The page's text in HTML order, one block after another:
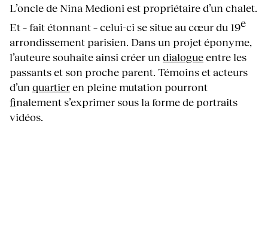
L’oncle de Nina Medioni est propriétaire d’un chalet.
Et – fait étonnant – celui-ci se situe au cœur du 19e
arrondissement parisien. Dans un projet éponyme,
l’auteure souhaite ainsi créer un dialogueentre les
passants et son proche parent. Témoins et acteurs
d’un quartieren pleine mutation pourront
finalement s’exprimer sous la forme de portraits
vidéos.